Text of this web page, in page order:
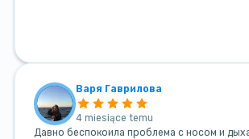
Варя Гаврилова
4 miesiące temu
Давно беспокоила проблема с носом и